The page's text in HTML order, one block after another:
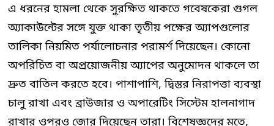
এ ধরনের হামলা থেকে সুরক্ষিত থাকতে গবেষকেরা গুগল
অ্যাকাউন্টের সঙ্গে যুক্ত থাকা তৃতীয় পক্ষের অ্যাপগুলোর
তালিকা নিয়মিত পর্যালোচনার পরামর্শ দিয়েছেন। কোনো
অপরিচিত বা অপ্রয়োজনীয় অ্যাপের অনুমোদন থাকলে তা
দ্রুত বাতিল করতে হবে। পাশাপাশি, দ্বিস্তর নিরাপত্তা ব্যবস্থা
চালু রাখা এবং ব্রাউজার ও অপারেটিং সিস্টেম হালনাগাদ
রাখার ওপরও জোর দিয়েছেন তারা। বিশেষজ্ঞদের মতে,